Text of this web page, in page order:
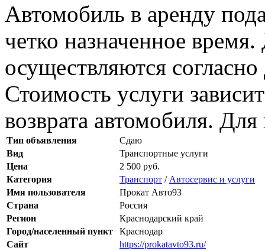
Автомобиль в аренду
четко назначенное
осуществляются
Стоимость услуги
возврата автомобиля.
Тип объявления
Сдаю
Вид
Транспортные услуги
Цена
2 500 руб.
Категория
Транспорт / Автосервис и услуги
Имя пользователя
Прокат Авто93
Страна
Россия
Регион
Краснодарский край
Город/населенный пункт
Краснодар
Сайт
https://prokatavto93.ru/